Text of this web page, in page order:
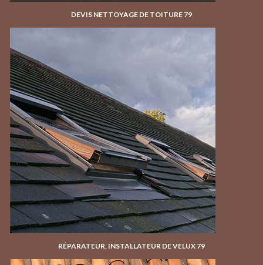
DEVIS NETTOYAGE DE TOITURE 79
RÉPARATEUR, INSTALLATEUR DE VELUX 79